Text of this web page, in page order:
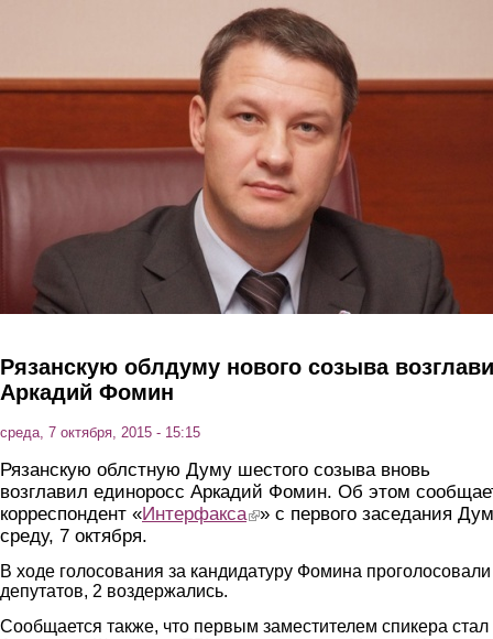
Рязанскую облдуму нового созыва
Аркадий Фомин
среда, 7 октября, 2015 - 15:15
Рязанскую облстную Думу шестого созыва вновь
возглавил единоросс Аркадий Фомин. Об этом
корреспондент «Интерфакса(link is external)
» с первого заседания
среду, 7 октября.
В ходе голосования за кандидатуру Фомина
депутатов, 2 воздержались.
Сообщается также, что первым заместителем спикера стал